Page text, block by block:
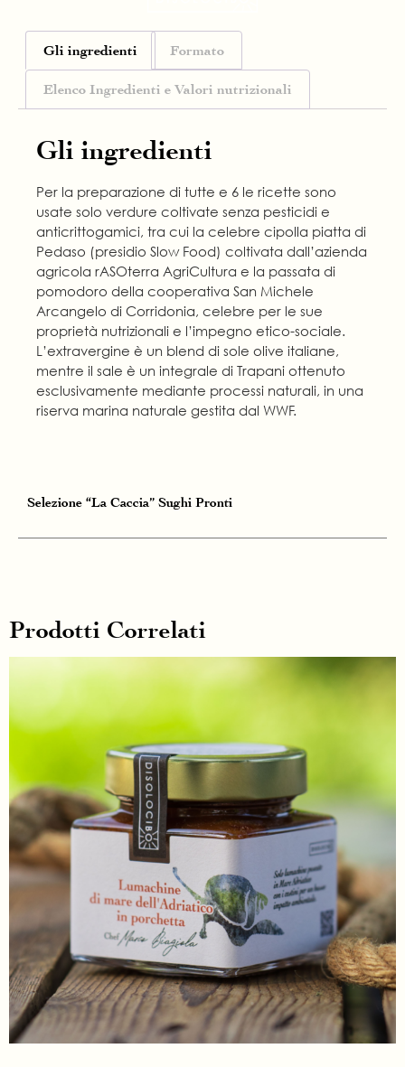
Gli ingredienti Formato
Elenco Ingredienti e Valori nutrizionali
Gli ingredienti
Per la preparazione di tutte e 6 le ricette sono
usate solo verdure coltivate senza pesticidi e
anticrittogamici, tra cui la celebre cipolla piatta di
Pedaso (presidio Slow Food) coltivata dall’azienda
agricola rASOterra AgriCultura e la passata di
pomodoro della cooperativa San Michele
Arcangelo di Corridonia, celebre per le sue
proprietà nutrizionali e l’impegno etico-sociale.
L’extravergine è un blend di sole olive italiane,
mentre il sale è un integrale di Trapani ottenuto
esclusivamente mediante processi naturali, in una
riserva marina naturale gestita dal WWF.
Selezione “La Caccia” Sughi Pronti
Prodotti Correlati